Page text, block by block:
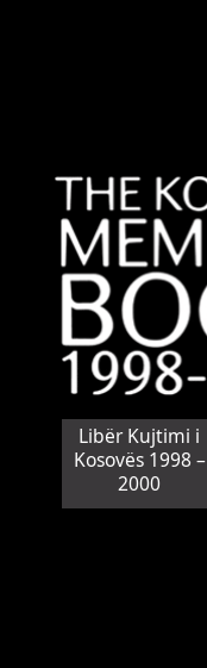
Libër Kujtimi i
Kosovës 1998 –
2000